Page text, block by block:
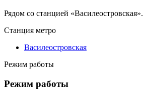
Рядом со станцией «Василеостровская».
Станция метро
Василеостровская
Режим работы
Режим работы